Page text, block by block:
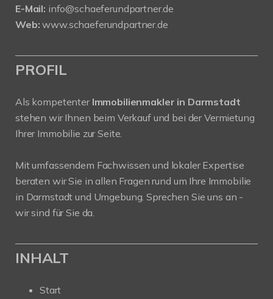
E-Mail: info@schaeferundpartner.de
Web: www.schaeferundpartner.de
PROFIL
Als kompetenter Immobilienmakler in Darmstadt
stehen wir Ihnen beim Verkauf und bei der Vermietung
Ihrer Immobilie zur Seite.
Mit umfassendem Fachwissen und lokaler Expertise
beraten wir Sie in allen Fragen rund um Ihre Immobilie
in Darmstadt und Umgebung. Sprechen Sie uns an -
wir sind für Sie da.
INHALT
Start